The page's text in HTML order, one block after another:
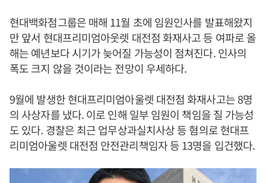
현대백화점그룹은 매해 11월 초에 임원인사를 발표해왔지
만 앞서 현대프리미엄아웃렛 대전점 화재사고 등 여파로 올
해는 예년보다 시기가 늦어질 가능성이 점쳐진다. 인사의
폭도 크지 않을 것이라는 전망이 우세하다.
9월에 발생한 현대프리미엄아울렛 대전점 화재사고는 8명
의 사상자를 냈다. 이로 인해 일부 임원이 책임을 질 가능성
도 있다. 경찰은 최근 업무상과실치사상 등 혐의로 현대프
리미엄아울렛 대전점 안전관리책임자 등 13명을 입건했다.